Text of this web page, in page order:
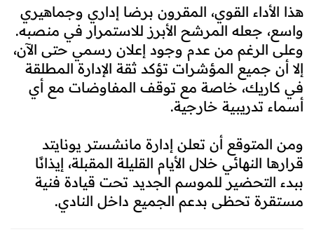
هذا الأداء القوي، المقرون برضا إداري وجماهيري
واسع، جعله المرشح الأبرز للاستمرار في منصبه.
وعلى الرغم من عدم وجود إعلان رسمي حتى الآن،
إلا أن جميع المؤشرات تؤكد ثقة الإدارة المطلقة
في كاريك، خاصة مع توقف المفاوضات مع أي
أسماء تدريبية خارجية.
ومن المتوقع أن تعلن إدارة مانشستر يونايتد
قرارها النهائي خلال الأيام القليلة المقبلة، إيذانًا
ببدء التحضير للموسم الجديد تحت قيادة فنية
مستقرة تحظى بدعم الجميع داخل النادي.